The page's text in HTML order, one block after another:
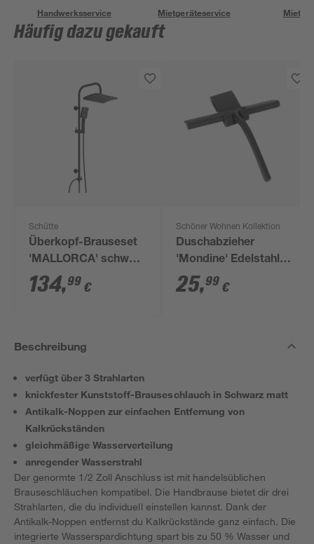
Handwerksservice Mietgeräteservice
Häufig dazu gekauft
Schütte
Überkopf-Brauseset
'MALLORCA' schwarz
matt Ø 20 cm
134,99 €
Schöner Wohnen Kollektion
Duschabzieher
'Mondine' Edelstahl
Silikon schwarz 21 cm
25,99 €
Beschreibung
verfügt über 3 Strahlarten
knickfester Kunststoff-Brauseschlauch in Schwarz matt
Antikalk-Noppen zur einfachen Entfernung von
Kalkrückständen
gleichmäßige Wasserverteilung
anregender Wasserstrahl
Der genormte 1/2 Zoll Anschluss ist mit handelsüblichen
Brauseschläuchen kompatibel. Die Handbrause bietet dir drei
Strahlarten, die du individuell einstellen kannst. Dank der
Antikalk-Noppen entfernst du Kalkrückstände ganz einfach. Die
integrierte Wasserspardichtung spart bis zu 50 % Wasser und